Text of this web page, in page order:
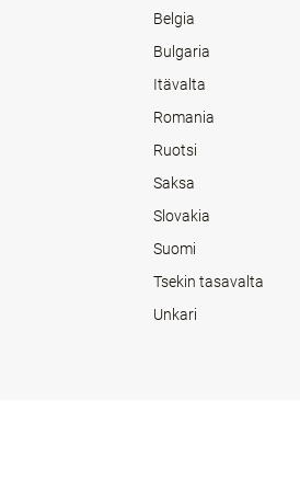
Belgia
Bulgaria
Itävalta
Romania
Ruotsi
Saksa
Slovakia
Suomi
Tsekin tasavalta
Unkari